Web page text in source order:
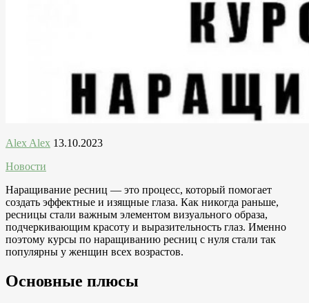
Alex Alex 13.10.2023
Новости
Наращивание ресниц — это процесс, который помогает
создать эффектные и изящные глаза. Как никогда раньше,
ресницы стали важным элементом визуального образа,
подчеркивающим красоту и выразительность глаз. Именно
поэтому курсы по наращиванию ресниц с нуля стали так
популярны у женщин всех возрастов.
Основные плюсы